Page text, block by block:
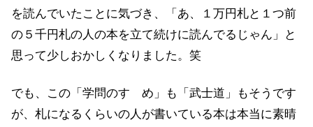
を読んでいたことに気づき、「あ、１万円札と１つ前
の５千円札の人の本を立て続けに読んでるじゃん」と
思って少しおかしくなりました。笑
でも、この「学問のすゝめ」も「武士道」もそうです
が、札になるくらいの人が書いている本は本当に素晴